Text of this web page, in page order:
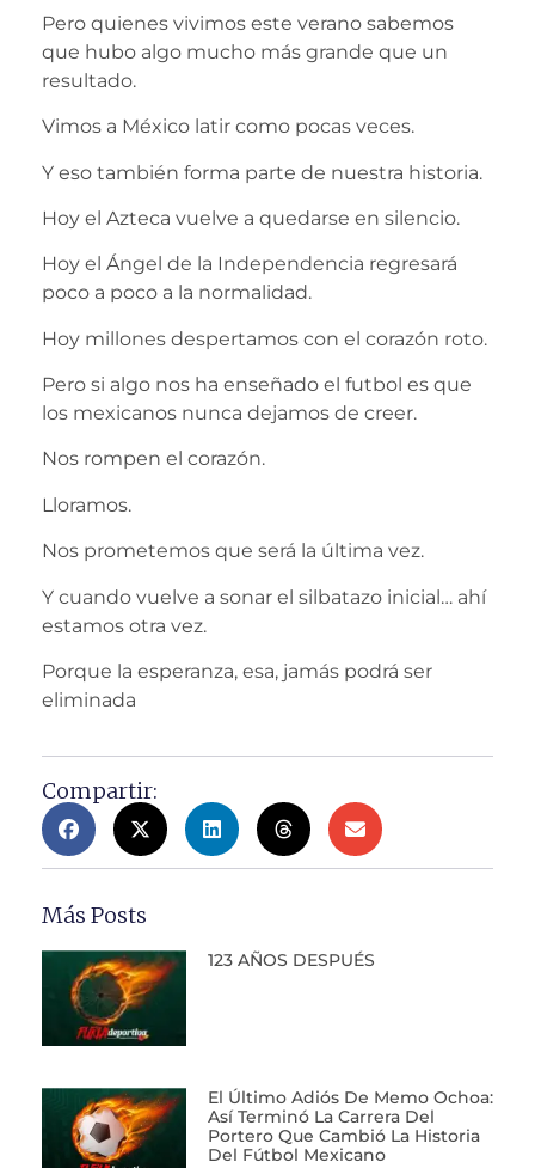
Pero quienes vivimos este verano sabemos
que hubo algo mucho más grande que un
resultado.
Vimos a México latir como pocas veces.
Y eso también forma parte de nuestra historia.
Hoy el Azteca vuelve a quedarse en silencio.
Hoy el Ángel de la Independencia regresará
poco a poco a la normalidad.
Hoy millones despertamos con el corazón roto.
Pero si algo nos ha enseñado el futbol es que
los mexicanos nunca dejamos de creer.
Nos rompen el corazón.
Lloramos.
Nos prometemos que será la última vez.
Y cuando vuelve a sonar el silbatazo inicial… ahí
estamos otra vez.
Porque la esperanza, esa, jamás podrá ser
eliminada
Compartir:
Más Posts
123 AÑOS DESPUÉS
El Último Adiós De Memo Ochoa:
Así Terminó La Carrera Del
Portero Que Cambió La Historia
Del Fútbol Mexicano